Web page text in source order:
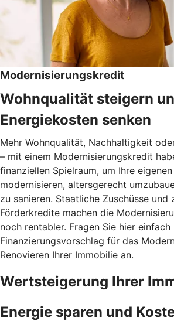
Modernisierungskredit
Wohnqualität steigern
Energiekosten senken
Mehr Wohnqualität, Nachhaltigkeit
– mit einem Modernisierungskredit
finanziellen Spielraum, um Ihre
modernisieren, altersgerecht
zu sanieren. Staatliche Zuschüsse und
Förderkredite machen die
noch rentabler. Fragen Sie hier
Finanzierungsvorschlag für das
Renovieren Ihrer Immobilie an.
Wertsteigerung Ihrer
Energie sparen und